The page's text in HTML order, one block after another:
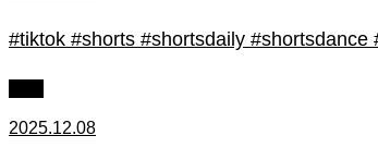
#tiktok #shorts #shortsdaily
2025.12.08